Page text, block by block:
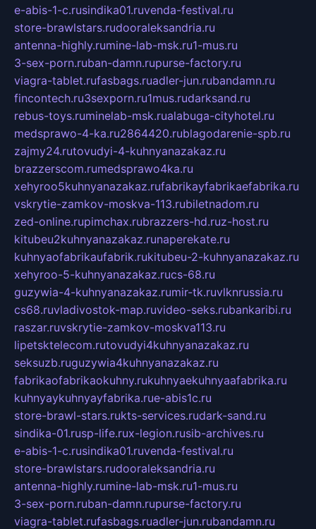
e-abis-1-c.rusindika01.ruvenda-festival.ru
store-brawlstars.rudooraleksandria.ru
antenna-highly.rumine-lab-msk.ru1-mus.ru
3-sex-porn.ruban-damn.rupurse-factory.ru
viagra-tablet.rufasbags.ruadler-jun.rubandamn.ru
fincontech.ru3sexporn.ru1mus.rudarksand.ru
rebus-toys.ruminelab-msk.rualabuga-cityhotel.ru
medsprawo-4-ka.ru2864420.rublagodarenie-spb.ru
zajmy24.rutovudyi-4-kuhnyanazakaz.ru
brazzerscom.rumedsprawo4ka.ru
xehyroo5kuhnyanazakaz.rufabrikayfabrikaefabrika.ru
vskrytie-zamkov-moskva-113.rubiletnadom.ru
zed-online.rupimchax.rubrazzers-hd.ruz-host.ru
kitubeu2kuhnyanazakaz.runaperekate.ru
kuhnyaofabrikaufabrik.rukitubeu-2-kuhnyanazakaz.ru
xehyroo-5-kuhnyanazakaz.rucs-68.ru
guzywia-4-kuhnyanazakaz.rumir-tk.ruvlknrussia.ru
cs68.ruvladivostok-map.ruvideo-seks.rubankaribi.ru
raszar.ruvskrytie-zamkov-moskva113.ru
lipetsktelecom.rutovudyi4kuhnyanazakaz.ru
seksuzb.ruguzywia4kuhnyanazakaz.ru
fabrikaofabrikaokuhny.rukuhnyaekuhnyaafabrika.ru
kuhnyaykuhnyayfabrika.rue-abis1c.ru
store-brawl-stars.rukts-services.rudark-sand.ru
sindika-01.rusp-life.rux-legion.rusib-archives.ru
e-abis-1-c.rusindika01.ruvenda-festival.ru
store-brawlstars.rudooraleksandria.ru
antenna-highly.rumine-lab-msk.ru1-mus.ru
3-sex-porn.ruban-damn.rupurse-factory.ru
viagra-tablet.rufasbags.ruadler-jun.rubandamn.ru